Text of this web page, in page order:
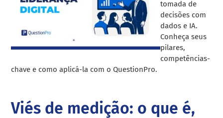
tomada de
decisões com
dados e IA.
Conheça seus
pilares,
competências-
chave e como aplicá-la com o QuestionPro.
Viés de medição: o que é,